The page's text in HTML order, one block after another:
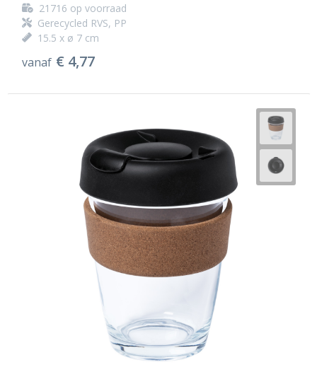
21716 op voorraad
Gerecycled RVS, PP
15.5 x ø 7 cm
vanaf € 4,77